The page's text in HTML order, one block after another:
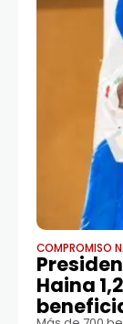
COMPROMISO
Haina